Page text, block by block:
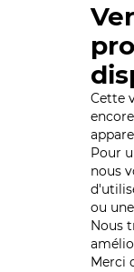
Cette
Pour
nous
ou
Nous
Merci